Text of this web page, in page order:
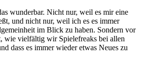
wunderbar. Nicht nur, weil es mir eine
und nicht nur, weil ich es es immer
im Blick zu haben. Sondern vor
wie vielfältig wir Spielefreaks bei allen
dass es immer wieder etwas Neues zu